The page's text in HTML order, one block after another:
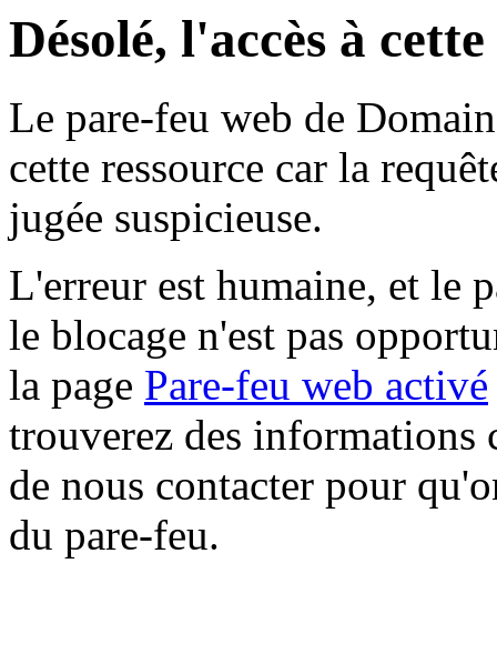
Désolé, l'accès à
Le pare-feu web de
cette ressource car la
jugée suspicieuse.
L'erreur est humaine, et le
le blocage n'est pas
la page Pare-feu web activé
trouverez des informations
de nous contacter pour
du pare-feu.